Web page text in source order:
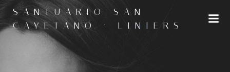
al
contenido
SANTUARIO SAN
CAYETANO · LINIERS